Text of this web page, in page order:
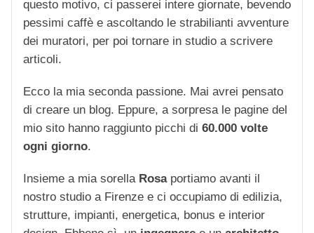
questo motivo, ci passerei intere giornate, bevendo
pessimi caffè e ascoltando le strabilianti avventure
dei muratori, per poi tornare in studio a scrivere
articoli.
Ecco la mia seconda passione. Mai avrei pensato
di creare un blog. Eppure, a sorpresa le pagine del
mio sito hanno raggiunto picchi di 60.000 volte
ogni giorno.
Insieme a mia sorella Rosaportiamo avanti il
nostro studio a Firenze e ci occupiamo di edilizia,
strutture, impianti, energetica, bonus e interior